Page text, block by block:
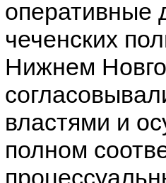
оперативные
чеченских
Нижнем
властями и
полном